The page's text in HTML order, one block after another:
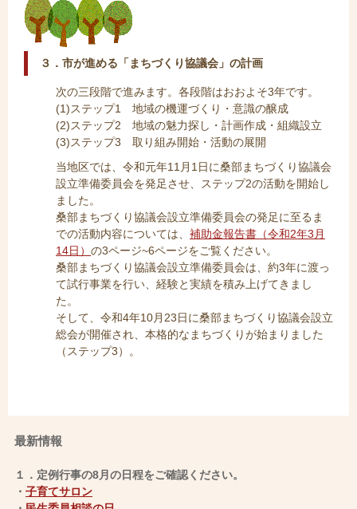
３．市が進める「まちづくり協議会」の計画
次の三段階で進みます。各段階はおおよそ3年です。
(1)ステップ1 地域の機運づくり・意識の醸成
(2)ステップ2 地域の魅力探し・計画作成・組織設立
(3)ステップ3 取り組み開始・活動の展開
当地区では、令和元年11月1日に桑部まちづくり協議会
設立準備委員会を発足させ、ステップ2の活動を開始し
ました。
桑部まちづくり協議会設立準備委員会の発足に至るま
での活動内容については、 補助金報告書（令和2年3月
14日） の3ページ~6ページをご覧ください。
桑部まちづくり協議会設立準備委員会は、約3年に渡っ
て試行事業を行い、経験と実績を積み上げてきまし
た。
そして、令和4年10月23日に桑部まちづくり協議会設立
総会が開催され、本格的なまちづくりが始まりました
（ステップ3）。
最新情報
１．定例行事の8月の日程をご確認ください。
・ 子育てサロン